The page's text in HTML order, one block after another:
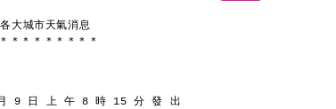
大城市天氣消息
＊ ＊ ＊ ＊ ＊ ＊ ＊ ＊ ＊
9 日 上 午 8 時 15 分 發 出